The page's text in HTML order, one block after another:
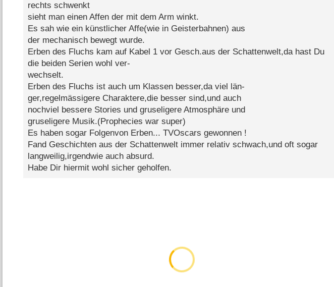
rechts schwenkt
sieht man einen Affen der mit dem Arm winkt.
Es sah wie ein künstlicher Affe(wie in Geisterbahnen) aus
der mechanisch bewegt wurde.
Erben des Fluchs kam auf Kabel 1 vor Gesch.aus der Schattenwelt,da hast Du
die beiden Serien wohl ver-
wechselt.
Erben des Fluchs ist auch um Klassen besser,da viel län-
ger,regelmässigere Charaktere,die besser sind,und auch
nochviel bessere Stories und gruseligere Atmosphäre und
gruseligere Musik.(Prophecies war super)
Es haben sogar Folgenvon Erben... TVOscars gewonnen !
Fand Geschichten aus der Schattenwelt immer relativ schwach,und oft sogar
langweilig,irgendwie auch absurd.
Habe Dir hiermit wohl sicher geholfen.